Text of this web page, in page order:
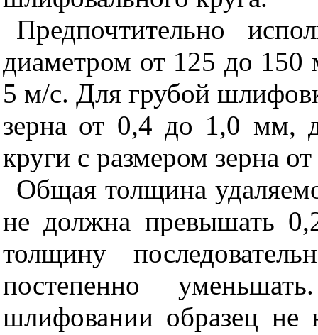
Предпочтительно
диаметром от 125 до
5 м/с. Для грубой
зерна от 0,4 до 1,0 мм,
круги с размером зерна
Общая толщина
не должна превышать
толщину
постепенно
шлифовании образец не